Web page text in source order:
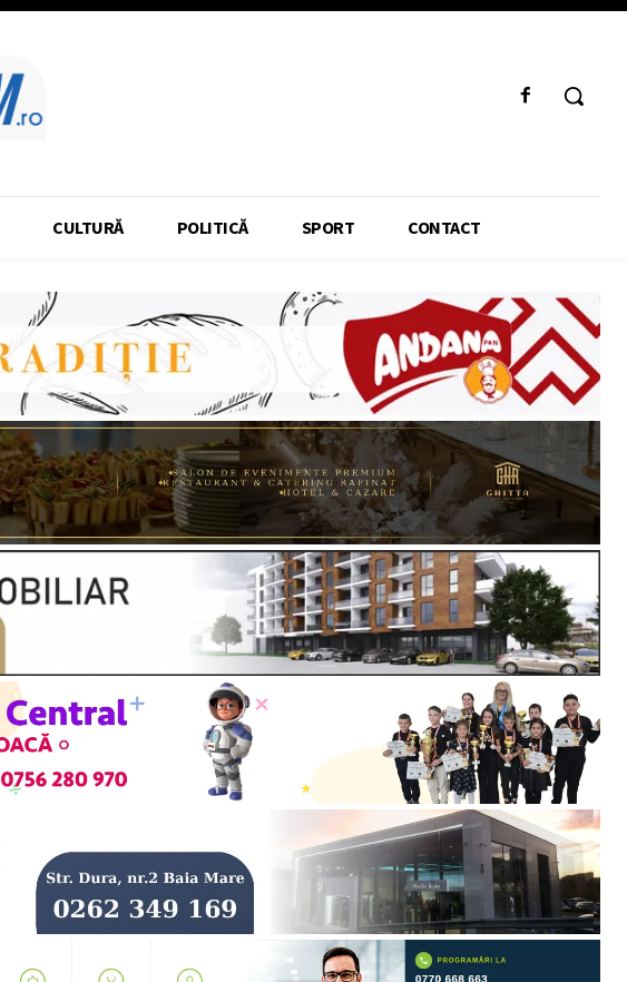
CULTURĂ POLITICĂ SPORT CONTACT